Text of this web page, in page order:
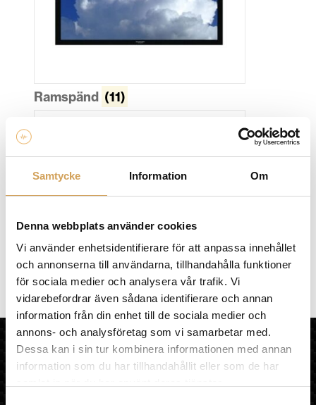
Samtycke Information Om
Denna webbplats använder cookies
Vi använder enhetsidentifierare för att anpassa innehållet
och annonserna till användarna, tillhandahålla funktioner
för sociala medier och analysera vår trafik. Vi
vidarebefordrar även sådana identifierare och annan
information från din enhet till de sociala medier och
annons- och analysföretag som vi samarbetar med.
Dessa kan i sin tur kombinera informationen med annan
information som du har tillhandahållit eller som de har
Ramspänd (11)
Manuell Projektorduk(4)
HiFi Experience AB
HEM